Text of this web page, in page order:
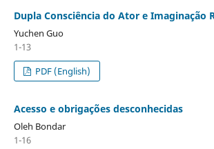
Dupla Consciência do Ator e Imaginação
Yuchen Guo
1-13
PDF (English)
Acesso e obrigações desconhecidas
Oleh Bondar
1-16